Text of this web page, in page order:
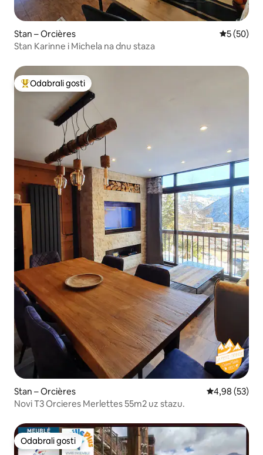
Stan – Orcières Prosječna
5 (50)
Stan Karinne i Michela na dnu staza
Među najviše rangiranima s oznakom „Odabrali gosti”
Odabrali gosti
Stan – Orcières Prosječna
4,98 (53)
Novi T3 Orcieres Merlettes 55m2 uz stazu.
Odabrali gosti
Odabrali gosti